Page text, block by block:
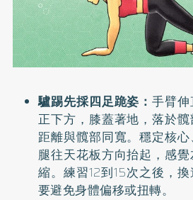
驢踢先採四足跪姿：手臂
正下方，膝蓋著地，落於
距離與髖部同寬。穩定核
腿往天花板方向抬起，感
縮。練習12到15次之後，
要避免身體偏移或扭轉。